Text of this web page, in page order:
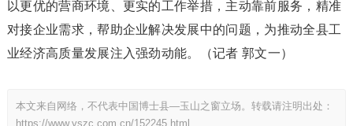
以更优的营商环境、更实的工作举措，主动靠前服务，精准
对接企业需求，帮助企业解决发展中的问题，为推动全县工
业经济高质量发展注入强劲动能。（记者 郭文一）
本文来自网络，不代表中国博士县—玉山之窗立场。转载请注明出处：
https://www.yszc.com.cn/152245.html